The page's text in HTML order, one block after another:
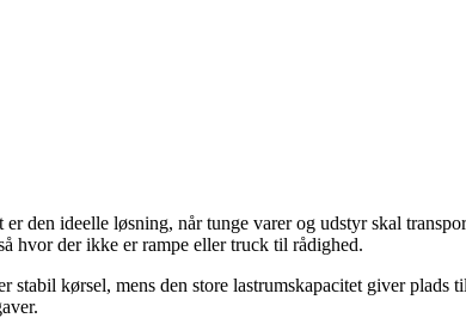
den ideelle løsning, når tunge varer og udstyr skal
hvor der ikke er rampe eller truck til rådighed.
kørsel, mens den store lastrumskapacitet giver